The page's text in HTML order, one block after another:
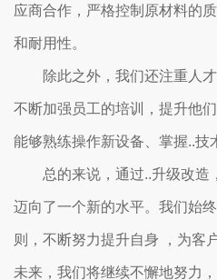
应商合作，严格控制原材料的
和耐用性。
除此之外，我们还注重人
不断加强员工的培训，提升他
能够熟练操作新设备、掌握..技
总的来说，通过..升级改造
迈向了一个新的水平。我们始
则，不断努力提升自身 ，为客
未来，我们将继续不懈地努力